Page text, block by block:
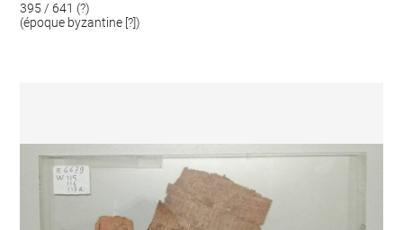
395 / 641 (?)
(époque byzantine [?])